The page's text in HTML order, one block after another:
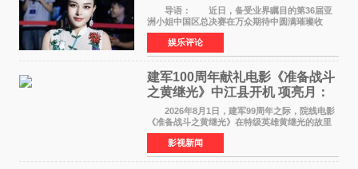
导语： 近日，备受业界瞩目的第36届亚
洲小姐中国区总决赛在万众期待中圆满璀璨收
官。整场盛典汇聚万千芳华，不仅完成了新一届
美丽代言人的加冕选拔，更在行业发展层面带来
颠覆性突破。活动
娱乐评论
建军100周年献礼电影《准备战斗
之黄继光》中江县开机 项亮月：
以光影为笔，书写英雄赞歌
2026年8月1日，建军99周年之际，院线电影
《准备战斗之黄继光》在特级英雄黄继光的故里
——四川省德阳市中江县黄继光出生地正式开
机。本片出品人、总制片人项亮月主持开机仪
式，&zwnj;特级英雄
影视新闻